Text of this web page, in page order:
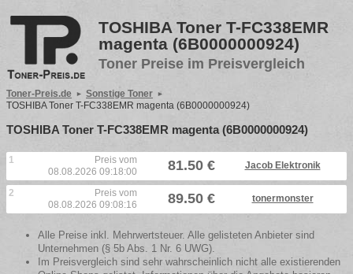
TOSHIBA Toner T-FC338EMR
magenta (6B0000000924)
Toner Preise im Preisvergleich
Toner-Preis.de
Sonstige Toner
TOSHIBA Toner T-FC338EMR magenta (6B0000000924)
TOSHIBA Toner T-FC338EMR magenta (6B0000000924)
1
Preis vom
08.08.2026 09:18:00
81.50 € Jacob Elektronik
2
Preis vom
08.08.2026 09:08:16
89.50 € tonermonster
Alle Preise inkl. Mehrwertsteuer. Alle gelisteten Anbieter sind
Unternehmen (§ 5b Abs. 1 Nr. 6 UWG).
Im Preisvergleich sind sehr wahrscheinlich nicht alle existierenden